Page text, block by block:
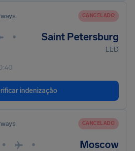
CANCELADO
• Saint Petersburg
LED
indenização
CANCELADO
• • Moscow